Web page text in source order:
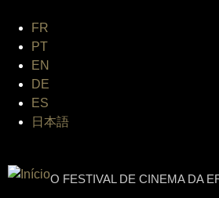
FR
PT
EN
DE
ES
日本語
O FESTIVAL DE CINEMA DA